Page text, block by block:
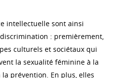
intellectuelle sont ainsi
: premièrement,
culturels et sociétaux qui
la sexualité féminine à la
prévention. En plus, elles